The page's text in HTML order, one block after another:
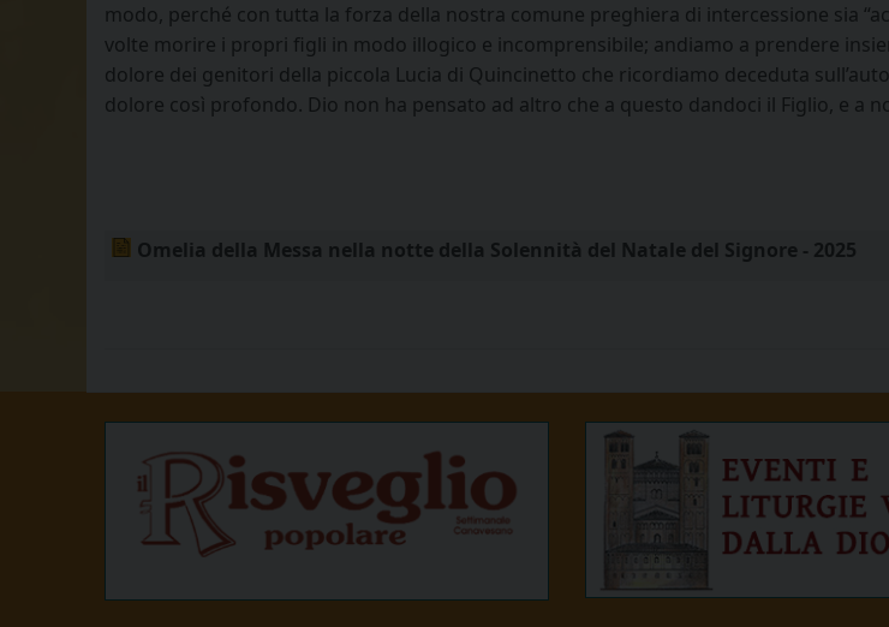
modo, perché con tutta la forza della nostra comune preghiera di intercessione sia
volte morire i propri figli in modo illogico e incomprensibile; andiamo a prendere
dolore dei genitori della piccola Lucia di Quincinetto che ricordiamo deceduta
dolore così profondo. Dio non ha pensato ad altro che a questo dandoci il Figlio, e a
Omelia della Messa nella notte della Solennità del Natale del Signore - 2025